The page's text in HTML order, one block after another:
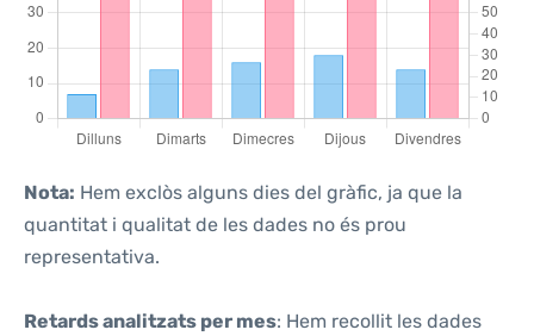
Nota: Hem exclòs alguns dies del gràfic, ja que la
quantitat i qualitat de les dades no és prou
representativa.
Retards analitzats per mes: Hem recollit les dades